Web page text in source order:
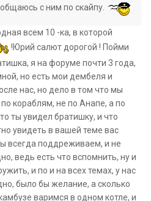
с ним по скайпу.
всем 10 -ка, в которой
!Юрий салют дорогой ! Пойми
я на форуме почти 3 года,
но есть мои дембеля и
нас, но дело в том что мы
кораблям, не по Анапе, а по
ты увидел братишку, и что
увидеть в вашей теме вас
всегда поддреживаем, и не
ведь есть что вспомнить, ну и
и по и на всех темах, у нас
было бы желание, а сколько
варимся в одном котле, и